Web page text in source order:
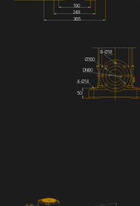
190
248
365
DN80
8-Ø18
Ø160
4-Ø14
50